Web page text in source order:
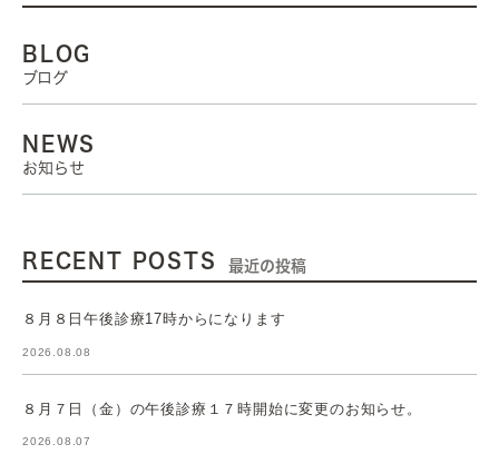
BLOG
ブログ
NEWS
お知らせ
RECENT POSTS 最近の投稿
８月８日午後診療17時からになります
2026.08.08
８月７日（金）の午後診療１７時開始に変更のお知らせ。
2026.08.07